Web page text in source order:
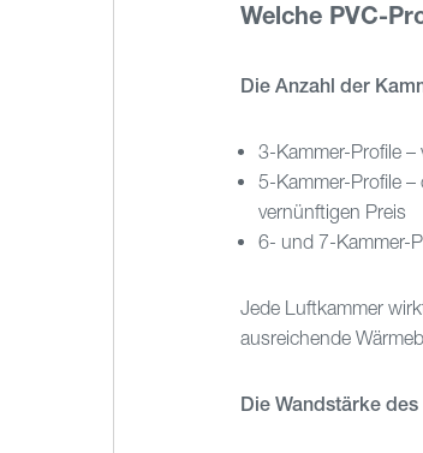
Welche PVC-
Die Anzahl der
3-Kammer-Profile
5-Kammer-Profile
vernünftigen Preis
6- und 7-Kammer-
Jede Luftkammer
ausreichende
Die Wandstärke